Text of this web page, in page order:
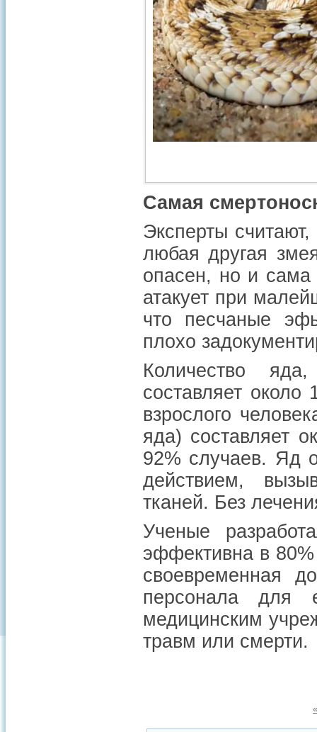
Самая
Эксперты
любая другая
опасен, но и сама
атакует при
что песчаные
плохо
Количество
составляет около
взрослого
яда) составляет
92% случаев. Яд
действием,
тканей. Без
Ученые
эффективна в
своевременная
персонала для
медицинским
травм или смерти.